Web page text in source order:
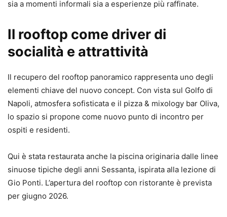
sia a momenti informali sia a esperienze più raffinate.
Il rooftop come driver di
socialità e attrattività
Il recupero del rooftop panoramico rappresenta uno degli
elementi chiave del nuovo concept. Con vista sul Golfo di
Napoli, atmosfera sofisticata e il pizza & mixology bar Oliva,
lo spazio si propone come nuovo punto di incontro per
ospiti e residenti.
Qui è stata restaurata anche la piscina originaria dalle linee
sinuose tipiche degli anni Sessanta, ispirata alla lezione di
Gio Ponti. L’apertura del rooftop con ristorante è prevista
per giugno 2026.